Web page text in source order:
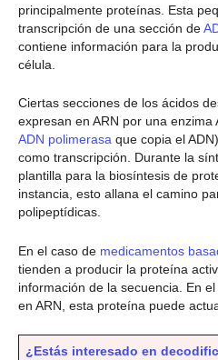
principalmente proteínas. Esta
transcripción de una sección de
contiene información para la
célula.
Ciertas secciones de los ácidos
expresan en ARN por una
ADN polimerasa que copia el
como transcripción. Durante la
plantilla para la biosíntesis de
instancia, esto allana el camino
polipeptídicas.
En el caso de medicamentos
tienden a producir la proteína
información de la secuencia. En
en ARN, esta proteína puede
¿Estás interesado en